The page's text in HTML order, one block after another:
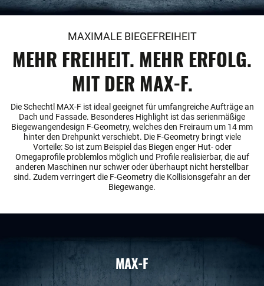
MAXIMALE BIEGEFREIHEIT
MEHR FREIHEIT. MEHR ERFOLG.
MIT DER MAX-F.
Die Schechtl MAX-F ist ideal geeignet für umfangreiche Aufträge an
Dach und Fassade. Besonderes Highlight ist das serienmäßige
Biegewangendesign F-Geometry, welches den Freiraum um 14 mm
hinter den Drehpunkt verschiebt. Die F-Geometry bringt viele
Vorteile: So ist zum Beispiel das Biegen enger Hut- oder
Omegaprofile problemlos möglich und Profile realisierbar, die auf
anderen Maschinen nur schwer oder überhaupt nicht herstellbar
sind. Zudem verringert die F-Geometry die Kollisionsgefahr an der
Biegewange.
MAX-F